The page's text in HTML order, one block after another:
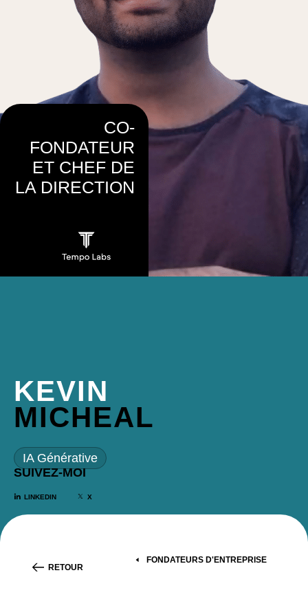
KEVIN
MICHEAL
IA Générative
SUIVEZ-MOI
LINKEDIN X
CO-
FONDATEUR
ET CHEF DE
LA DIRECTION
RETOUR
FONDATEURS D'ENTREPRISE